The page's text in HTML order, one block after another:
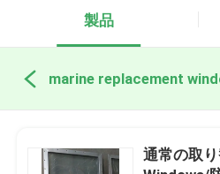
製品
通常の取